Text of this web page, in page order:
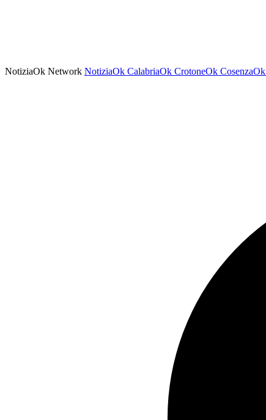
NotiziaOk Network NotiziaOk CalabriaOk CrotoneOk CosenzaOk